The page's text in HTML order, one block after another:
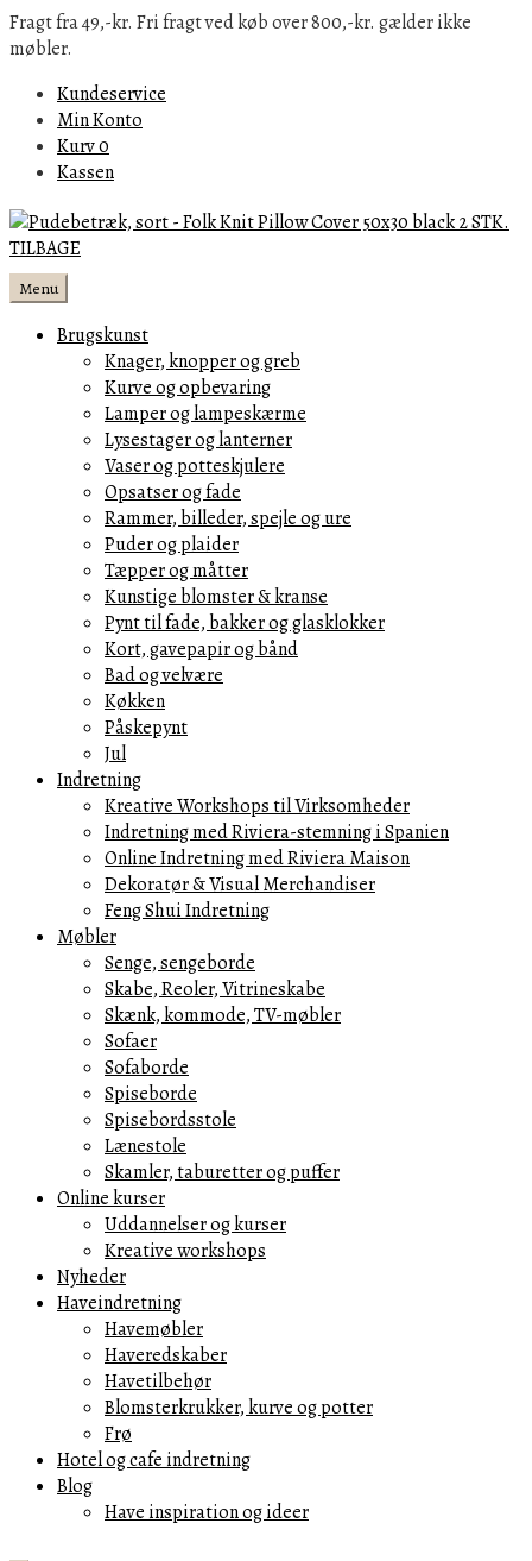
Fragt fra 49,-kr. Fri fragt ved køb over 800,-kr. gælder ikke
møbler.
Kundeservice
Min Konto
Kurv0
Kassen
Menu
Brugskunst
Knager, knopper og greb
Kurve og opbevaring
Lamper og lampeskærme
Lysestager og lanterner
Vaser og potteskjulere
Opsatser og fade
Rammer, billeder, spejle og ure
Puder og plaider
Tæpper og måtter
Kunstige blomster & kranse
Pynt til fade, bakker og glasklokker
Kort, gavepapir og bånd
Bad og velvære
Køkken
Påskepynt
Jul
Indretning
Kreative Workshops til Virksomheder
Indretning med Riviera-stemning i Spanien
Online Indretning med Riviera Maison
Dekoratør & Visual Merchandiser
Feng Shui Indretning
Møbler
Senge, sengeborde
Skabe, Reoler, Vitrineskabe
Skænk, kommode, TV-møbler
Sofaer
Sofaborde
Spiseborde
Spisebordsstole
Lænestole
Skamler, taburetter og puffer
Online kurser
Uddannelser og kurser
Kreative workshops
Nyheder
Haveindretning
Havemøbler
Haveredskaber
Havetilbehør
Blomsterkrukker, kurve og potter
Frø
Hotel og cafe indretning
Blog
Have inspiration og ideer